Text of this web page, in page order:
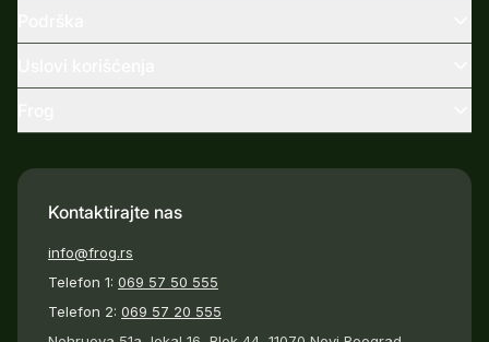
Kontaktirajte nas
info@frog.rs
Telefon 1: 069 57 50 555
Telefon 2: 069 57 20 555